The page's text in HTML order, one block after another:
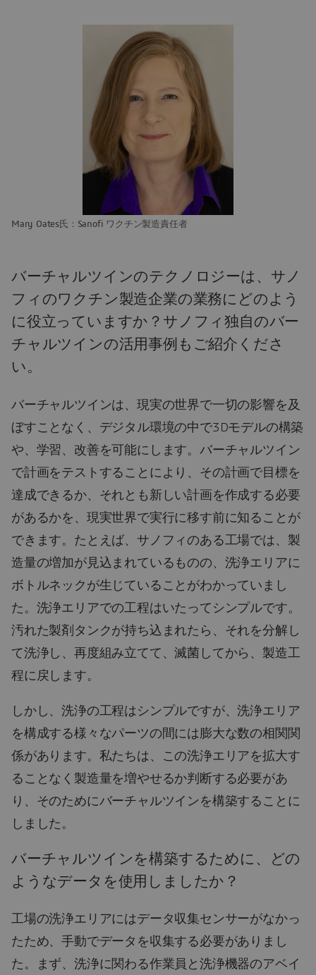
Mary Oates氏：Sanofi ワクチン製造責任者
バーチャルツインのテクノロジーは、サノ
フィのワクチン製造企業の業務にどのよう
に役立っていますか？サノフィ独自のバー
チャルツインの活用事例もご紹介くださ
い。
バーチャルツインは、現実の世界で一切の影響を及
ぼすことなく、デジタル環境の中で3Dモデルの構築
や、学習、改善を可能にします。バーチャルツイン
で計画をテストすることにより、その計画で目標を
達成できるか、それとも新しい計画を作成する必要
があるかを、現実世界で実行に移す前に知ることが
できます。たとえば、サノフィのある工場では、製
造量の増加が見込まれているものの、洗浄エリアに
ボトルネックが生じていることがわかっていまし
た。洗浄エリアでの工程はいたってシンプルです。
汚れた製剤タンクが持ち込まれたら、それを分解し
て洗浄し、再度組み立てて、滅菌してから、製造工
程に戻します。
しかし、洗浄の工程はシンプルですが、洗浄エリア
を構成する様々なパーツの間には膨大な数の相関関
係があります。私たちは、この洗浄エリアを拡大す
ることなく製造量を増やせるか判断する必要があ
り、そのためにバーチャルツインを構築することに
しました。
バーチャルツインを構築するために、どの
ようなデータを使用しましたか？
工場の洗浄エリアにはデータ収集センサーがなかっ
たため、手動でデータを収集する必要がありまし
た。まず、洗浄に関わる作業員と洗浄機器のアベイ